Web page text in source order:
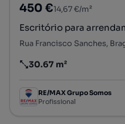
450 €14,67 €/m²
Escritório para
Preço por metro quadrado
30.67 m²
RE/MAX Grupo Somos
Profissional